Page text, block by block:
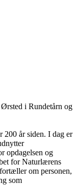
i Rundetårn og
200 år siden. I dag er
opdagelsen og
for Naturlærens
om personen,
som